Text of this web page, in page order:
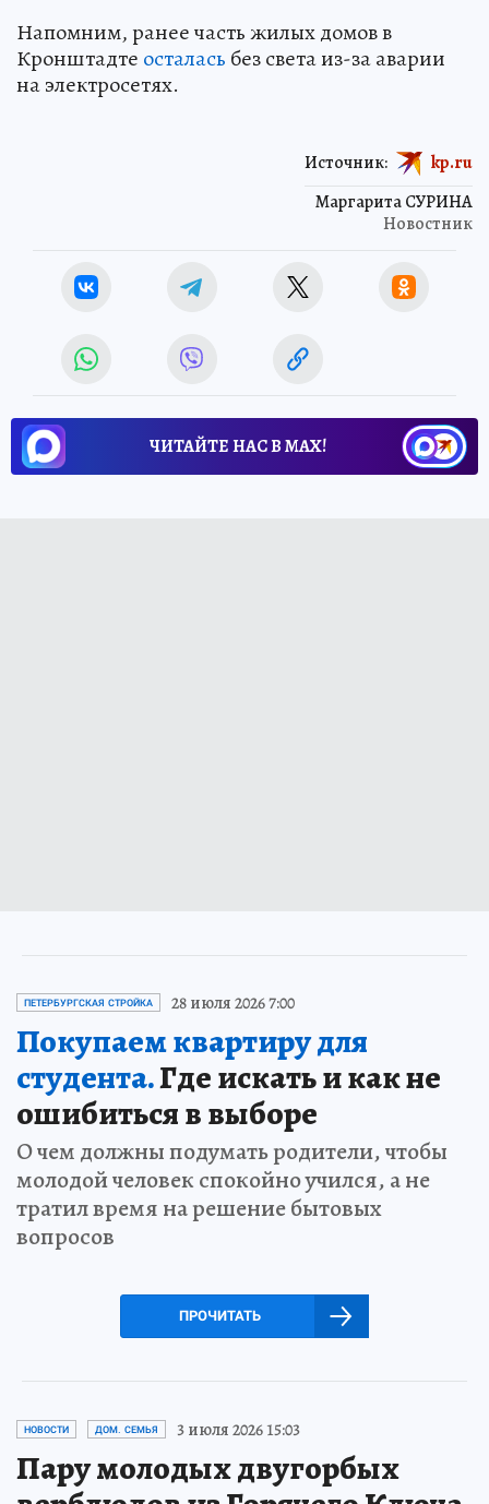
Напомним, ранее часть жилых домов в
Кронштадте осталась без света из-за аварии
на электросетях.
Маргарита СУРИНА
Новостник
Источник: kp.ru
ЧИТАЙТЕ НАС В МАХ!
ПЕТЕРБУРГСКАЯ СТРОЙКА 28 июля 2026 7:00
Покупаем квартиру для
студента.Где искать и как не
ошибиться в выборе
О чем должны подумать родители, чтобы
молодой человек спокойно учился, а не
тратил время на решение бытовых
вопросов
ПРОЧИТАТЬ
НОВОСТИ ДОМ. СЕМЬЯ 3 июля 2026 15:03
Пару молодых двугорбых